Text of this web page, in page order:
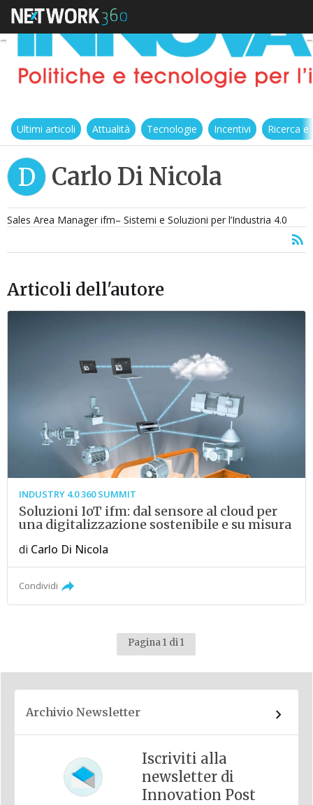
Ultimi articoli Attualità Tecnologie Incentivi Ricerca
D Carlo Di Nicola
Sales Area Manager ifm– Sistemi e Soluzioni per l’Industria 4.0
Articoli dell'autore
INDUSTRY 4.0 360 SUMMIT
Soluzioni IoT ifm: dal sensore al cloud per
una digitalizzazione sostenibile e su misura
di Carlo Di Nicola
Condividi
Pagina 1 di 1
Archivio Newsletter
Iscriviti alla
newsletter di
Innovation Post